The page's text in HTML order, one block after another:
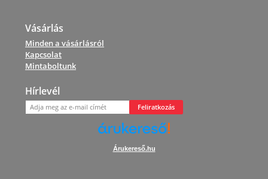
Vásárlás
Minden a vásárlásról
Kapcsolat
Mintaboltunk
Hírlevél
Feliratkozás
Árukereső.hu